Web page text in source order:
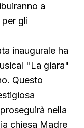
a
per gli
inaugurale ha
"La giara"
Questo
nella
chiesa Madre